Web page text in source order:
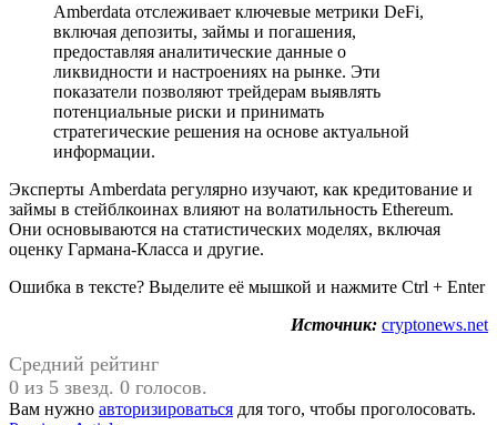
Amberdata отслеживает ключевые метрики DeFi,
включая депозиты, займы и погашения,
предоставляя аналитические данные о
ликвидности и настроениях на рынке. Эти
показатели позволяют трейдерам выявлять
потенциальные риски и принимать
стратегические решения на основе актуальной
информации.
Эксперты Amberdata регулярно изучают, как кредитование и
займы в стейблкоинах влияют на волатильность Ethereum.
Они основываются на статистических моделях, включая
оценку Гармана-Класса и другие.
Ошибка в тексте? Выделите её мышкой и нажмите Ctrl + Enter
Источник: cryptonews.net
Средний рейтинг
0 из 5 звезд. 0 голосов.
Вам нужно авторизироваться для того, чтобы проголосовать.